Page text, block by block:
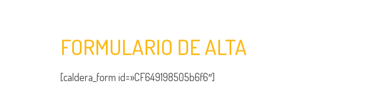
FORMULARIO DE ALTA
[caldera_form id=»CF649198505b6f6″]